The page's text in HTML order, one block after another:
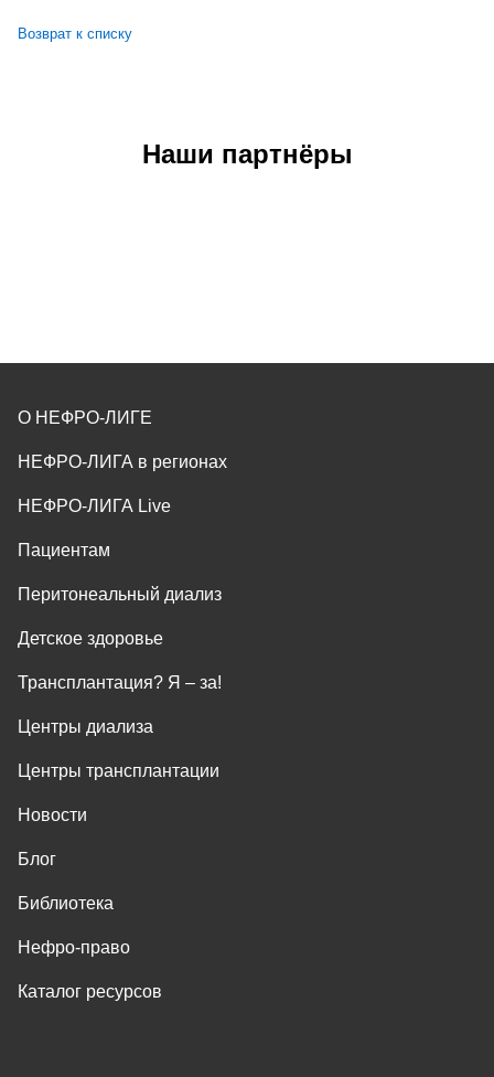
Возврат к списку
Наши партнёры
О НЕФРО-ЛИГЕ
НЕФРО-ЛИГА в регионах
НЕФРО-ЛИГА Live
Пациентам
Перитонеальный диализ
Детское здоровье
Трансплантация? Я ‒ за!
Центры диализа
Центры трансплантации
Новости
Блог
Библиотека
Нефро-право
Каталог ресурсов